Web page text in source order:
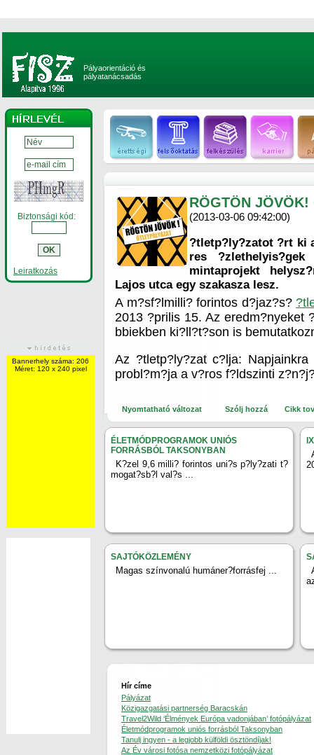
Pályaorientáció és
pályatanácsadás
Biztonsági kód:
Leiratkozás
Bannerhely száma: 206
Méret: 120 x 240 pixel
RÖGTÖN JÖVÖK!
(2013-03-06 09:42:00)
?tletp?ly?zatot ?rt ki
res
mintaprojekt
Lajos utca egy szakasza lesz.
A m?sf?lmilli? forintos d?jaz?s?
2013 ?prilis 15. Az eredm?nyeket
bbiekben ki?ll?t?son is
Az ?tletp?ly?zat c?lja:
probl?m?ja a v?ros f?ldszinti
Nyomtatható változat Szólj hozzá Cikk
ÉLETMÓDPROGRAMOK UNIÓS
FORRÁSBÓL TAKSONYBAN
K?zel 9,6 milli? forintos uni?s p?ly?zati t?
mogat?sb?l val?s ...
SAJTÓKÖZLEMÉNY
Magas színvonalú humáner?forrásfej ...
Hír címe
Pályázat
Közigazgatási partnerség Baracskán
Travel2Wild ‘Élmények Európa vadonjában’ fotópályázat
Életmódprogramok uniós forrásból Taksonyban
Tanulj ingyen - a legjobb külföldi ösztöndíjak!
Az Év városi fotósa nemzetközi fotópályázat